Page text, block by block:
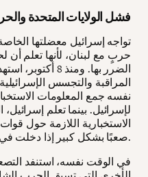
فشل الولايات المتحدة
تواجه إسرائيل معضلتها
حربٍ مع لبنان، لأنها تعلم أن
الضرر بها. ومنذ
المراقبة والتجسس
نفسه جمع المعلومات
لإسرائيل. بينما تعلم
الاستخبارية اللازمة حول
صعبًا بشكل كبير إذا دخلت في حرب الآن على جبهتها الشمالية.
في الوقت نفسه، استنفد